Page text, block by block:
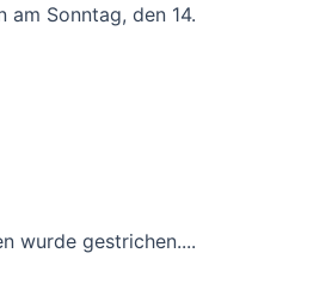
Sonntag, den 14.
wurde gestrichen....